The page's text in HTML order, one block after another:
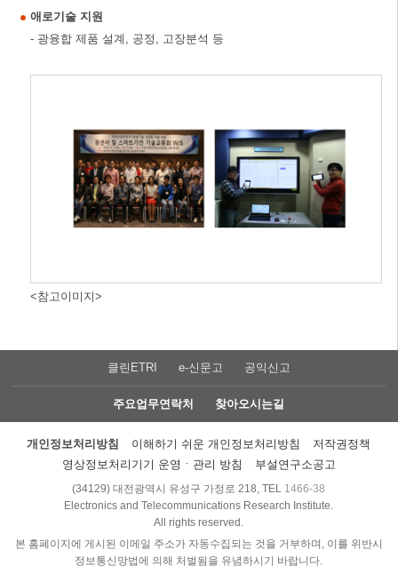
애로기술 지원
- 광융합 제품 설계, 공정, 고장분석 등
<참고이미지>
클린ETRI e-신문고 공익신고
주요업무연락처 찾아오시는길
개인정보처리방침 이해하기 쉬운 개인정보처리방침
저작권정책
영상정보처리기기 운영ㆍ관리 방침
부설연구소공고
(34129) 대전광역시 유성구 가정로 218, TEL 1466-38
Electronics and Telecommunications Research Institute.
All rights reserved.
본 홈페이지에 게시된 이메일 주소가 자동수집되는 것을 거부하며, 이를 위반시
정보통신망법에 의해 처벌됨을 유념하시기 바랍니다.